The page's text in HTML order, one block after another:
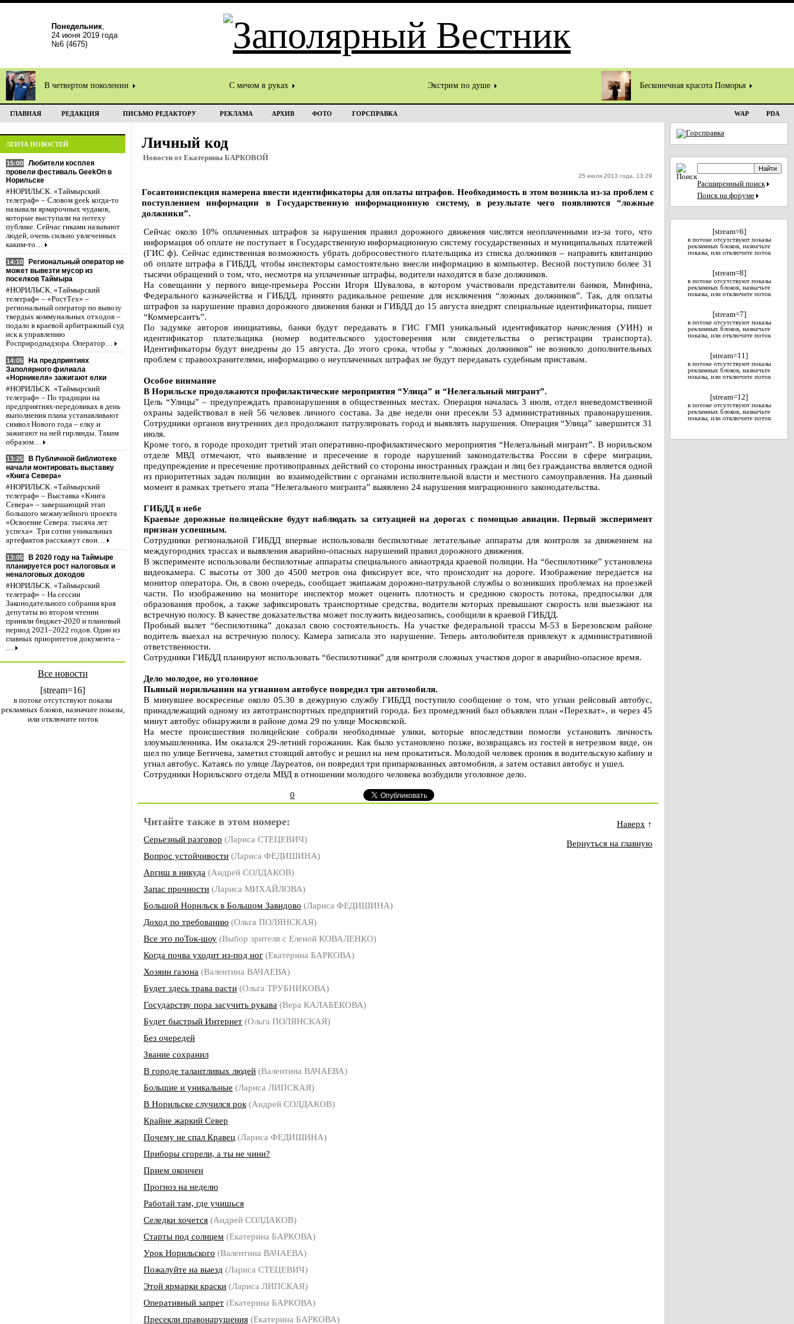
Понедельник,
24 июня 2019 года
№6 (4675)
В четвертом поколении С мечом в руках Экстрим по душе Бесконечная красота Поморья
ГЛАВНАЯ РЕДАКЦИЯ ПИСЬМО РЕДАКТОРУ РЕКЛАМА АРХИВ ФОТО ГОРСПРАВКА WAP PDA
ЛЕНТА НОВОСТЕЙ
15:00
Любители косплея
провели фестиваль GeekOn в
Норильске
#НОРИЛЬСК. «Таймырский
телеграф» – Словом geek когда-то
называли ярмарочных чудаков,
которые выступали на потеху
публике. Сейчас гиками называют
людей, очень сильно увлеченных
каким-то…
14:10
Региональный оператор не
может вывезти мусор из
поселков Таймыра
#НОРИЛЬСК. «Таймырский
телеграф» – «РостТех» –
региональный оператор по вывозу
твердых коммунальных отходов –
подало в краевой арбитражный суд
иск к управлению
Росприроднадзора. Оператор…
14:05
На предприятиях
Заполярного филиала
«Норникеля» зажигают елки
#НОРИЛЬСК. «Таймырский
телеграф» – По традиции на
предприятиях-передовиках в день
выполнения плана устанавливают
символ Нового года – елку и
зажигают на ней гирлянды. Таким
образом…
13:25
В Публичной библиотеке
начали монтировать выставку
«Книга Севера»
#НОРИЛЬСК. «Таймырский
телеграф» – Выставка «Книга
Севера» – завершающий этап
большого межмузейного проекта
«Освоение Севера: тысяча лет
успеха». Три сотни уникальных
артефактов расскажут свои…
13:05
В 2020 году на Таймыре
планируется рост налоговых и
неналоговых доходов
#НОРИЛЬСК. «Таймырский
телеграф» – На сессии
Законодательного собрания края
депутаты во втором чтении
приняли бюджет-2020 и плановый
период 2021–2022 годов. Один из
главных приоритетов документа –
…
Все новости
[stream=16]
в потоке отсутствуют показы
рекламных блоков, назначьте показы,
или отключите поток
Личный код
Новости от Екатерины БАРКОВОЙ
25 июля 2013 года, 13:29
Госавтоинспекция намерена ввести идентификаторы для оплаты штрафов. Необходимость в этом возникла из-за проблем с
поступлением информации в Государственную информационную систему, в результате чего появляются “ложные
должники”.
Сейчас около 10% оплаченных штрафов за нарушения правил дорожного движения числятся неоплаченными из-за того, что
информация об оплате не поступает в Государственную информационную систему государственных и муниципальных платежей
(ГИС ф). Сейчас единственная возможность убрать добросовестного плательщика из списка должников – направить квитанцию
об оплате штрафа в ГИБДД, чтобы инспекторы самостоятельно внесли информацию в компьютер. Весной поступило более 31
тысячи обращений о том, что, несмотря на уплаченные штрафы, водители находятся в базе должников.
На совещании у первого вице-премьера России Игоря Шувалова, в котором участвовали представители банков, Минфина,
Федерального казначейства и ГИБДД, принято радикальное решение для исключения “ложных должников”. Так, для оплаты
штрафов за нарушение правил дорожного движения банки и ГИБДД до 15 августа внедрят специальные идентификаторы, пишет
“Коммерсантъ”.
По задумке авторов инициативы, банки будут передавать в ГИС ГМП уникальный идентификатор начисления (УИН) и
идентификатор плательщика (номер водительского удостоверения или свидетельства о регистрации транспорта).
Идентификаторы будут внедрены до 15 августа. До этого срока, чтобы у “ложных должников” не возникло дополнительных
проблем с правоохранителями, информацию о неуплаченных штрафах не будут передавать судебным приставам.
Особое внимание
В Норильске продолжаются профилактические мероприятия “Улица” и “Нелегальный мигрант”.
Цель “Улицы” – предупреждать правонарушения в общественных местах. Операция началась 3 июля, отдел вневедомственной
охраны задействовал в ней 56 человек личного состава. За две недели они пресекли 53 административных правонарушения.
Сотрудники органов внутренних дел продолжают патрулировать город и выявлять нарушения. Операция “Улица” завершится 31
июля.
Кроме того, в городе проходит третий этап оперативно-профилактического мероприятия “Нелегальный мигрант”. В норильском
отделе МВД отмечают, что выявление и пресечение в городе нарушений законодательства России в сфере миграции,
предупреждение и пресечение противоправных действий со стороны иностранных граждан и лиц без гражданства является одной
из приоритетных задач полиции во взаимодействии с органами исполнительной власти и местного самоуправления. На данный
момент в рамках третьего этапа “Нелегального мигранта” выявлено 24 нарушения миграционного законодательства.
ГИБДД в небе
Краевые дорожные полицейские будут наблюдать за ситуацией на дорогах с помощью авиации. Первый эксперимент
признан успешным.
Сотрудники региональной ГИБДД впервые использовали беспилотные летательные аппараты для контроля за движением на
междугородних трассах и выявления аварийно-опасных нарушений правил дорожного движения.
В эксперименте использовали беспилотные аппараты специального авиаотряда краевой полиции. На “беспилотнике” установлена
видеокамера. С высоты от 300 до 4500 метров она фиксирует все, что происходит на дороге. Изображение передается на
монитор оператора. Он, в свою очередь, сообщает экипажам дорожно-патрульной службы о возникших проблемах на проезжей
части. По изображению на мониторе инспектор может оценить плотность и среднюю скорость потока, предпосылки для
образования пробок, а также зафиксировать транспортные средства, водители которых превышают скорость или выезжают на
встречную полосу. В качестве доказательства может послужить видеозапись, сообщили в краевой ГИБДД.
Пробный вылет “беспилотника” доказал свою состоятельность. На участке федеральной трассы М-53 в Березовском районе
водитель выехал на встречную полосу. Камера записала это нарушение. Теперь автолюбителя привлекут к административной
ответственности.
Сотрудники ГИБДД планируют использовать “беспилотники” для контроля сложных участков дорог в аварийно-опасное время.
Дело молодое, но уголовное
Пьяный норильчанин на угнанном автобусе повредил три автомобиля.
В минувшее воскресенье около 05.30 в дежурную службу ГИБДД поступило сообщение о том, что угнан рейсовый автобус,
принадлежащий одному из автотранспортных предприятий города. Без промедлений был объявлен план «Перехват», и через 45
минут автобус обнаружили в районе дома 29 по улице Московской.
На месте происшествия полицейские собрали необходимые улики, которые впоследствии помогли установить личность
злоумышленника. Им оказался 29-летний горожанин. Как было установлено позже, возвращаясь из гостей в нетрезвом виде, он
шел по улице Бегичева, заметил стоящий автобус и решил на нем прокатиться. Молодой человек проник в водительскую кабину и
угнал автобус. Катаясь по улице Лауреатов, он повредил три припаркованных автомобиля, а затем оставил автобус и ушел.
Сотрудники Норильского отдела МВД в отношении молодого человека возбудили уголовное дело.
0
Читайте также в этом номере:
Серьезный разговор (Лариса СТЕЦЕВИЧ)
Вопрос устойчивости (Лариса ФЕДИШИНА)
Аргиш в никуда (Андрей СОЛДАКОВ)
Запас прочности (Лариса МИХАЙЛОВА)
Большой Норильск в Большом Завидово (Лариса ФЕДИШИНА)
Доход по требованию (Ольга ПОЛЯНСКАЯ)
Все это поТок-шоу (Выбор зрителя с Еленой КОВАЛЕНКО)
Когда почва уходит из-под ног (Екатерина БАРКОВА)
Хозяин газона (Валентина ВАЧАЕВА)
Будет здесь трава расти (Ольга ТРУБНИКОВА)
Государству пора засучить рукава (Вера КАЛАБЕКОВА)
Будет быстрый Интернет (Ольга ПОЛЯНСКАЯ)
Без очередей
Звание сохранил
В городе талантливых людей (Валентина ВАЧАЕВА)
Большие и уникальные (Лариса ЛИПСКАЯ)
В Норильске случился рок (Андрей СОЛДАКОВ)
Крайне жаркий Север
Почему не спал Кравец (Лариса ФЕДИШИНА)
Приборы сгорели, а ты не чини?
Прием окончен
Прогноз на неделю
Работай там, где учишься
Селедки хочется (Андрей СОЛДАКОВ)
Старты под солнцем (Екатерина БАРКОВА)
Урок Норильского (Валентина ВАЧАЕВА)
Пожалуйте на выезд (Лариса СТЕЦЕВИЧ)
Этой ярмарки краски (Лариса ЛИПСКАЯ)
Оперативный запрет (Екатерина БАРКОВА)
Пресекли правонарушения (Екатерина БАРКОВА)
Наверх ↑
Вернуться на главную
Расширенный поиск
Поиск на форуме
[stream=6]
в потоке отсутствуют показы
рекламных блоков, назначьте
показы, или отключите поток
[stream=8]
в потоке отсутствуют показы
рекламных блоков, назначьте
показы, или отключите поток
[stream=7]
в потоке отсутствуют показы
рекламных блоков, назначьте
показы, или отключите поток
[stream=11]
в потоке отсутствуют показы
рекламных блоков, назначьте
показы, или отключите поток
[stream=12]
в потоке отсутствуют показы
рекламных блоков, назначьте
показы, или отключите поток